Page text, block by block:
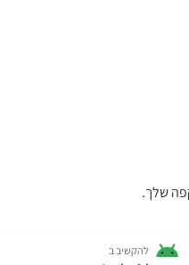
שלך.
להקשיב ב